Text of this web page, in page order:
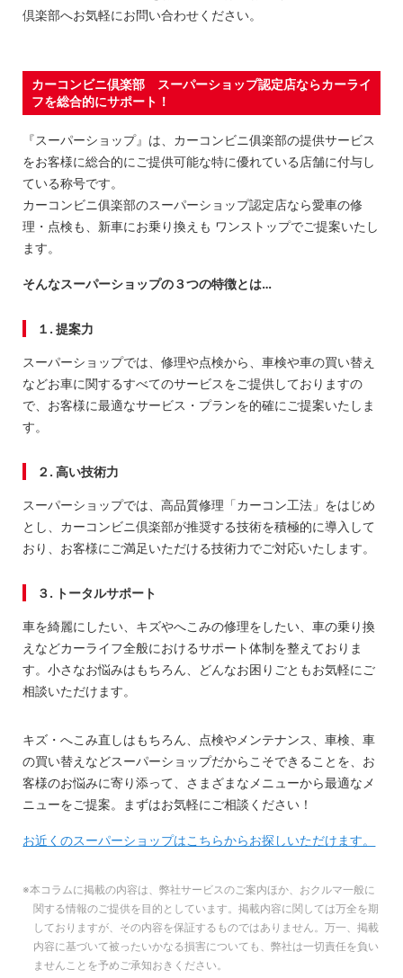
倶楽部へお気軽にお問い合わせください。
カーコンビニ倶楽部 スーパーショップ認定店ならカーライ
フを総合的にサポート！
『スーパーショップ』は、カーコンビニ俱楽部の提供サービス
をお客様に総合的にご提供可能な特に優れている店舗に付与し
ている称号です。
カーコンビニ俱楽部のスーパーショップ認定店なら愛車の修
理・点検も、新車にお乗り換えも ワンストップでご提案いたし
ます。
そんなスーパーショップの３つの特徴とは…
１. 提案力
スーパーショップでは、修理や点検から、車検や車の買い替え
などお車に関するすべてのサービスをご提供しておりますの
で、お客様に最適なサービス・プランを的確にご提案いたしま
す。
２. 高い技術力
スーパーショップでは、高品質修理「カーコン工法」をはじめ
とし、カーコンビニ倶楽部が推奨する技術を積極的に導入して
おり、お客様にご満足いただける技術力でご対応いたします。
３. トータルサポート
車を綺麗にしたい、キズやへこみの修理をしたい、車の乗り換
えなどカーライフ全般におけるサポート体制を整えておりま
す。小さなお悩みはもちろん、どんなお困りごともお気軽にご
相談いただけます。
キズ・へこみ直しはもちろん、点検やメンテナンス、車検、車
の買い替えなどスーパーショップだからこそできることを、お
客様のお悩みに寄り添って、さまざまなメニューから最適なメ
ニューをご提案。まずはお気軽にご相談ください！
お近くのスーパーショップはこちらからお探しいただけます。
※本コラムに掲載の内容は、弊社サービスのご案内ほか、おクルマ一般に
関する情報のご提供を目的としています。掲載内容に関しては万全を期
しておりますが、その内容を保証するものではありません。万一、掲載
内容に基づいて被ったいかなる損害についても、弊社は一切責任を負い
ませんことを予めご承知おきください。